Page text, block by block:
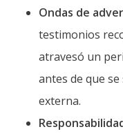
Ondas de
testimonios
atravesó un
antes de que
externa.